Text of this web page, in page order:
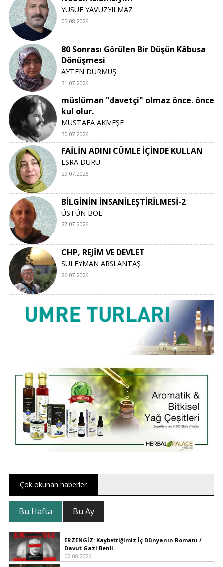
YUSUF YAVUZYILMAZ
05.08.2026
80 Sonrası Görülen Bir Düşün Kâbusa
Dönüşmesi
AYTEN DURMUŞ
31.07.2026
müslüman "davetçi" olmaz önce. önce
kul olur.
MUSTAFA AKMEŞE
30.07.2026
FAİLİN ADINI CÜMLE İÇİNDE KULLAN
ESRA DURU
29.07.2026
BİLGİNİN İNSANİLEŞTİRİLMESİ-2
ÜSTÜN BOL
27.07.2026
CHP, REJİM VE DEVLET
SÜLEYMAN ARSLANTAŞ
26.07.2026
Çok okunan haberler
Bu Hafta Bu Ay
ERZENGİZ: Kaybettiğimiz İç Dünyanın Romanı /
Davut Gazi Benli..
02.08.2026